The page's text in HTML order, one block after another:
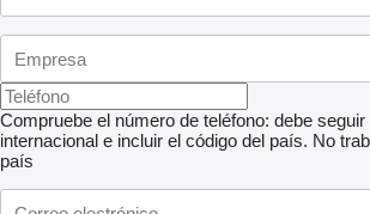
Compruebe el número de teléfono: debe
internacional e incluir el código del país. No
país